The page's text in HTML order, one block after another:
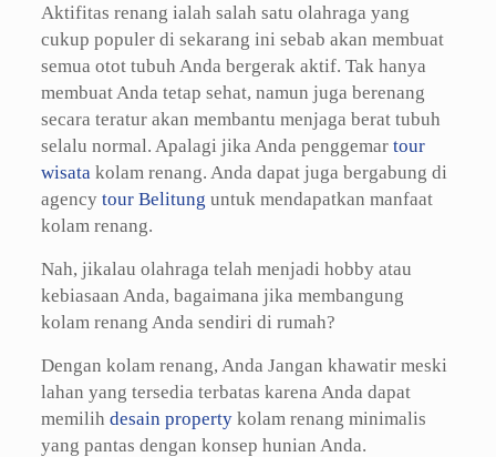
Aktifitas renang ialah salah satu olahraga yang
cukup populer di sekarang ini sebab akan membuat
semua otot tubuh Anda bergerak aktif. Tak hanya
membuat Anda tetap sehat, namun juga berenang
secara teratur akan membantu menjaga berat tubuh
selalu normal. Apalagi jika Anda penggemar tour
wisatakolam renang. Anda dapat juga bergabung di
agency tour Belitung untuk mendapatkan manfaat
kolam renang.
Nah, jikalau olahraga telah menjadi hobby atau
kebiasaan Anda, bagaimana jika membangung
kolam renang Anda sendiri di rumah?
Dengan kolam renang, Anda Jangan khawatir meski
lahan yang tersedia terbatas karena Anda dapat
memilih desain propertykolam renang minimalis
yang pantas dengan konsep hunian Anda.